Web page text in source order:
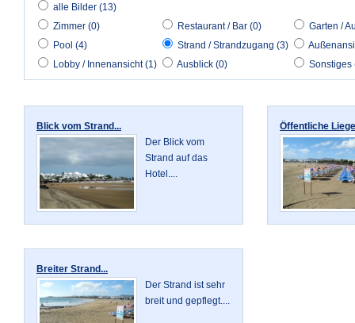
alle Bilder (13)
Zimmer (0)
Restaurant / Bar (0)
Garten /
Pool (4)
Strand / Strandzugang (3)
Lobby / Innenansicht (1)
Ausblick (0) Sonstiges
Blick vom Strand...
Der Blick vom
Strand auf das
Hotel....
Öffentliche
Breiter Strand...
Der Strand ist sehr
breit und gepflegt....